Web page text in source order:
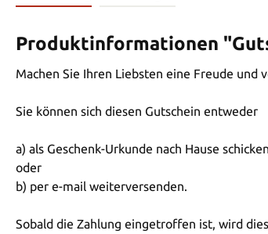
Produktinformationen
Machen Sie Ihren Liebsten eine Freude und
Sie können sich diesen Gutschein entweder
a) als Geschenk-Urkunde nach Hause
oder
b) per e-mail weiterversenden.
Sobald die Zahlung eingetroffen ist, wird